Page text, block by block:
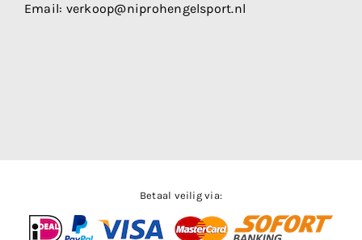
Email: verkoop@niprohengelsport.nl
Betaal veilig via: